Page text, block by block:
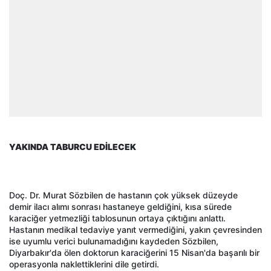
YAKINDA TABURCU EDİLECEK
Doç. Dr. Murat Sözbilen de hastanın çok yüksek düzeyde
demir ilacı alımı sonrası hastaneye geldiğini, kısa sürede
karaciğer yetmezliği tablosunun ortaya çıktığını anlattı.
Hastanın medikal tedaviye yanıt vermediğini, yakın çevresinden
ise uyumlu verici bulunamadığını kaydeden Sözbilen,
Diyarbakır'da ölen doktorun karaciğerini 15 Nisan'da başarılı bir
operasyonla naklettiklerini dile getirdi.